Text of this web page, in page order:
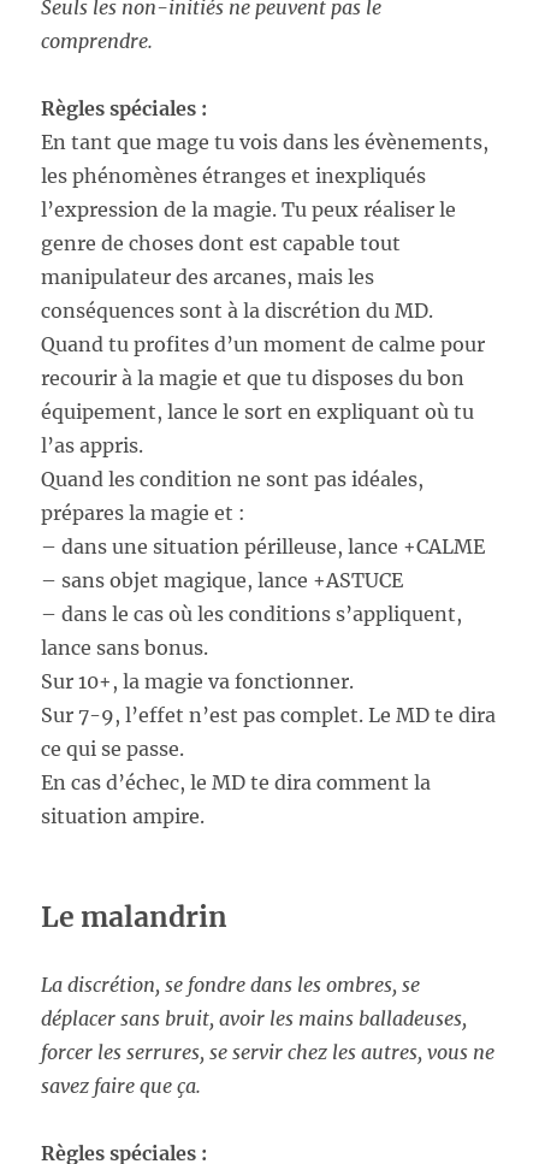
Seuls les non-initiés ne peuvent pas le
comprendre.
Règles spéciales :
En tant que mage tu vois dans les évènements,
les phénomènes étranges et inexpliqués
l’expression de la magie. Tu peux réaliser le
genre de choses dont est capable tout
manipulateur des arcanes, mais les
conséquences sont à la discrétion du MD.
Quand tu profites d’un moment de calme pour
recourir à la magie et que tu disposes du bon
équipement, lance le sort en expliquant où tu
l’as appris.
Quand les condition ne sont pas idéales,
prépares la magie et :
– dans une situation périlleuse, lance +CALME
– sans objet magique, lance +ASTUCE
– dans le cas où les conditions s’appliquent,
lance sans bonus.
Sur 10+, la magie va fonctionner.
Sur 7-9, l’effet n’est pas complet. Le MD te dira
ce qui se passe.
En cas d’échec, le MD te dira comment la
situation ampire.
Le malandrin
La discrétion, se fondre dans les ombres, se
déplacer sans bruit, avoir les mains balladeuses,
forcer les serrures, se servir chez les autres, vous ne
savez faire que ça.
Règles spéciales :